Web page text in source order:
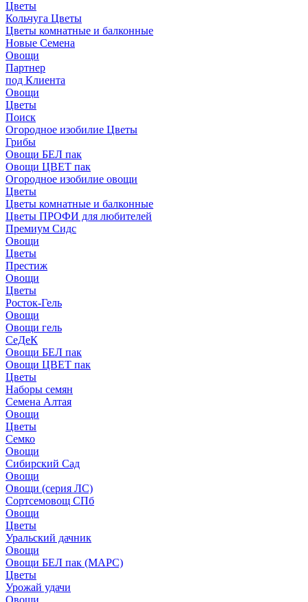
Цветы
Кольчуга Цветы
Цветы комнатные и балконные
Новые Семена
Овощи
Партнер
под Клиента
Овощи
Цветы
Поиск
Огородное изобилие Цветы
Грибы
Овощи БЕЛ пак
Овощи ЦВЕТ пак
Огородное изобилие овощи
Цветы
Цветы комнатные и балконные
Цветы ПРОФИ для любителей
Премиум Сидс
Овощи
Цветы
Престиж
Овощи
Цветы
Росток-Гель
Овощи
Овощи гель
СеДеК
Овощи БЕЛ пак
Овощи ЦВЕТ пак
Цветы
Наборы семян
Семена Алтая
Овощи
Цветы
Семко
Овощи
Сибирский Сад
Овощи
Овощи (серия ЛС)
Сортсемовощ СПб
Овощи
Цветы
Уральский дачник
Овощи
Овощи БЕЛ пак (МАРС)
Цветы
Урожай удачи
Овощи